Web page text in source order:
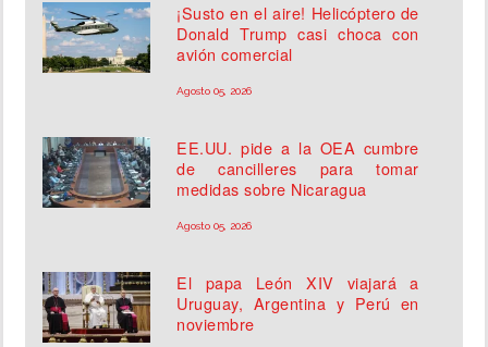
¡Susto en el aire! Helicóptero de
Donald Trump casi choca con
avión comercial
Agosto 05, 2026
EE.UU. pide a la OEA cumbre
de cancilleres para tomar
medidas sobre Nicaragua
Agosto 05, 2026
El papa León XIV viajará a
Uruguay, Argentina y Perú en
noviembre